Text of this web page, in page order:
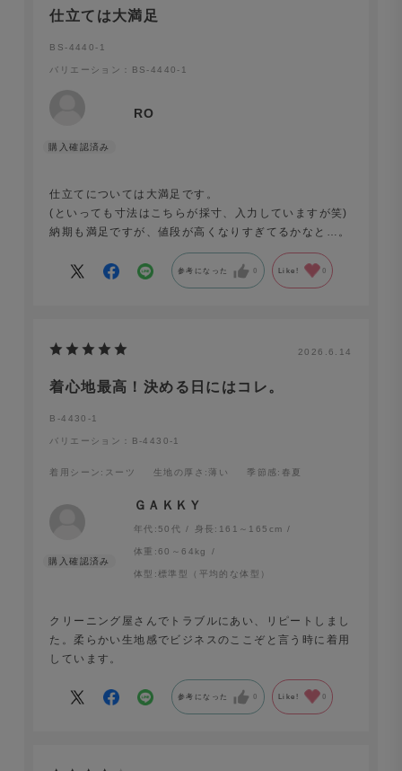
仕立ては大満足
BS-4440-1
バリエーション：BS-4440-1
RO
仕立てについては大満足です。
(といっても寸法はこちらが採寸、入力していますが笑)
納期も満足ですが、値段が高くなりすぎてるかなと…。
参考になった 0 Like! 0
2026.6.14
着心地最高！決める日にはコレ。
B-4430-1
バリエーション：B-4430-1
着用シーン :スーツ 生地の厚さ :薄い 季節感:春夏
ＧＡＫＫＹ
年代: 50代 身長: 161～165cm
体重:60～64kg
体型:標準型（平均的な体型）
クリーニング屋さんでトラブルにあい、リピートしまし
た。柔らかい生地感でビジネスのここぞと言う時に着用
しています。
参考になった 0 Like! 0